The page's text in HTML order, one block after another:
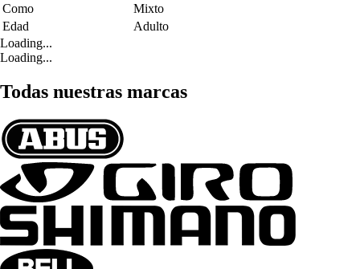
Como
Mixto
Edad
Adulto
Loading...
Loading...
Todas nuestras marcas